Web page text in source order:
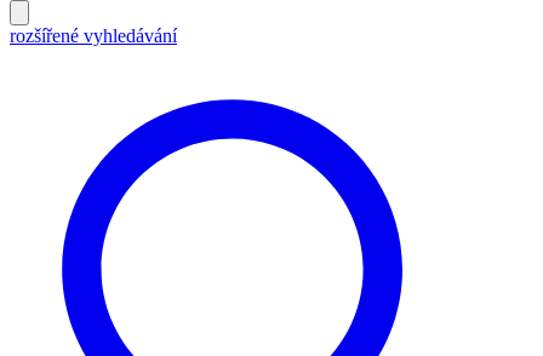
rozšířené vyhledávání